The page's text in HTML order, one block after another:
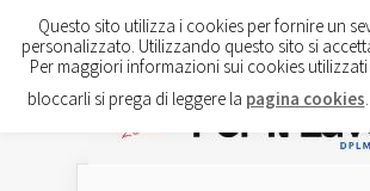
Questo sito utilizza i cookies per fornire un
personalizzato. Utilizzando questo sito si
Per maggiori informazioni sui cookies
bloccarli si prega di leggere la pagina cookies